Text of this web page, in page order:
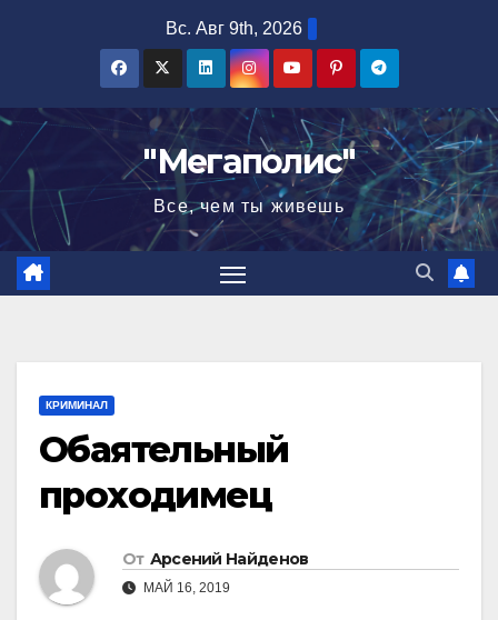
Вс. Авг 9th, 2026
"Мегаполис"
Все, чем ты живешь
КРИМИНАЛ
Обаятельный
проходимец
От Арсений Найденов
МАЙ 16, 2019